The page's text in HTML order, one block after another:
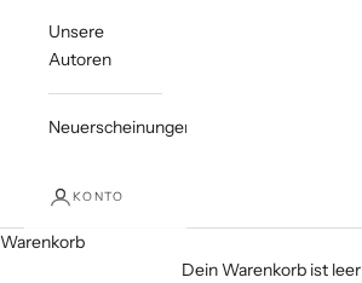
Unsere
Autoren
Neuerscheinungen
KONTO
Warenkorb
Dein Warenkorb ist leer